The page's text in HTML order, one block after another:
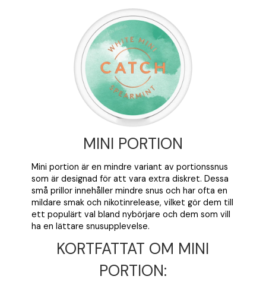
MINI PORTION
Mini portion är en mindre variant av portionssnus
som är designad för att vara extra diskret. Dessa
små prillor innehåller mindre snus och har ofta en
mildare smak och nikotinrelease, vilket gör dem till
ett populärt val bland nybörjare och dem som vill
ha en lättare snusupplevelse.
KORTFATTAT OM MINI
PORTION: